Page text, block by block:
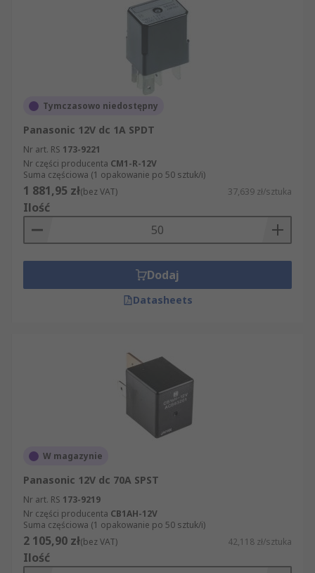
Tymczasowo niedostępny
Panasonic 12V dc 1A SPDT
Nr art. RS 173-9221
Nr części producenta CM1-R-12V
Suma częściowa (1 opakowanie po 50 sztuk/i)
1 881,95 zł(bez VAT) 37,639 zł/sztuka
Ilość
Dodaj
Datasheets
W magazynie
Panasonic 12V dc 70A SPST
Nr art. RS 173-9219
Nr części producenta CB1AH-12V
Suma częściowa (1 opakowanie po 50 sztuk/i)
2 105,90 zł(bez VAT) 42,118 zł/sztuka
Ilość